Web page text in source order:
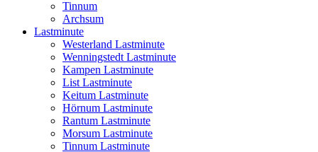
Tinnum
Archsum
Lastminute
Westerland Lastminute
Wenningstedt Lastminute
Kampen Lastminute
List Lastminute
Keitum Lastminute
Hörnum Lastminute
Rantum Lastminute
Morsum Lastminute
Tinnum Lastminute